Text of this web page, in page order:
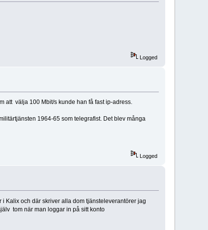
Logged
att välja 100 Mbit/s kunde han få fast ip-adress.
1964-65 som telegrafist. Det blev många
Logged
Kalix och där skriver alla dom tjänsteleverantörer jag
tom när man loggar in på sitt konto